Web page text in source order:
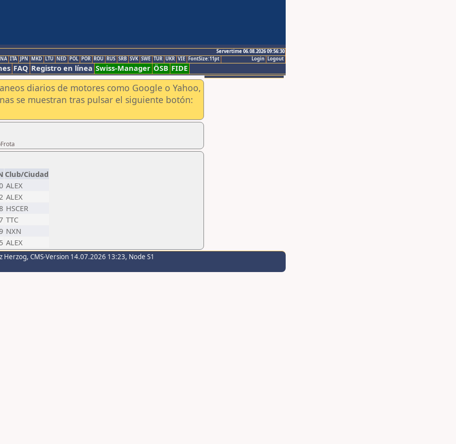
Servertime 06.08.2026 09:56:30
Logout
Login
ITA JPN MKD LTU NED POL POR ROU RUS SRB SVK SWE TUR UKR VIE FontSize:11pt
FAQ Registro en línea Swiss-Manager ÖSB FIDE
diarios de motores como Google o Yahoo,
se muestran tras pulsar el siguiente botón:
Club/Ciudad
ALEX
ALEX
HSCER
TTC
NXN
ALEX
Herzog, CMS-Version 14.07.2026 13:23, Node S1